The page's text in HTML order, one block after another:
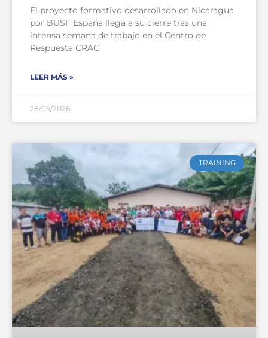
El proyecto formativo desarrollado en Nicaragua
por BUSF España llega a su cierre tras una
intensa semana de trabajo en el Centro de
Respuesta CRAC
LEER MÁS »
28/05/2026
TRAINING